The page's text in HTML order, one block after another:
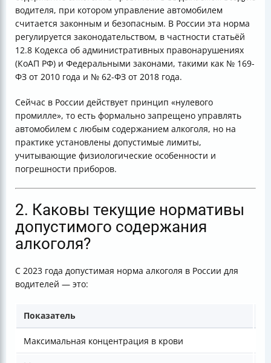
водителя, при котором управление автомобилем
считается законным и безопасным. В России эта норма
регулируется законодательством, в частности статьёй
12.8 Кодекса об административных правонарушениях
(КоАП РФ) и Федеральными законами, такими как № 169-
ФЗ от 2010 года и № 62-ФЗ от 2018 года.
Сейчас в России действует принцип «нулевого
промилле», то есть формально запрещено управлять
автомобилем с любым содержанием алкоголя, но на
практике установлены допустимые лимиты,
учитывающие физиологические особенности и
погрешности приборов.
2. Каковы текущие нормативы
допустимого содержания
алкоголя?
С 2023 года допустимая норма алкоголя в России для
водителей — это:
Показатель
Максимальная концентрация в крови